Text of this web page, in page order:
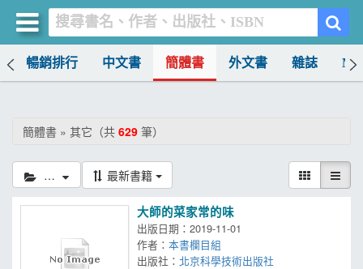
暢銷排行 中文書 簡體書 外文書 雜誌
簡體書 » 其它（共 629 筆）
其它 最新書籍
大師的菜家常的味
出版日期：2019-11-01
作者：本書欄目組
出版社：北京科學技術出版社
買書網
書店暢銷榜